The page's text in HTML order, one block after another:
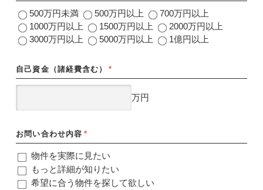
500万円未満 500万円以上
700万円以上
1000万円以上
1500万円以上
2000万円以上
3000万円以上
5000万円以上 1億円以上
自己資金（諸経費含む） *
万円
お問い合わせ内容 *
物件を実際に見たい
もっと詳細が知りたい
希望に合う物件を探して欲しい